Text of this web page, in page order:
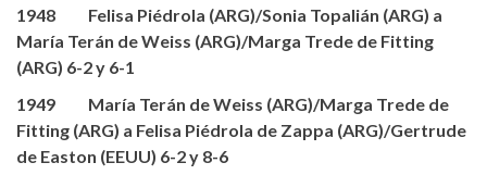
1948 Felisa Piédrola (ARG)/Sonia Topalián (ARG) a
María Terán de Weiss (ARG)/Marga Trede de Fitting
(ARG) 6-2 y 6-1
1949 María Terán de Weiss (ARG)/Marga Trede de
Fitting (ARG) a Felisa Piédrola de Zappa (ARG)/Gertrude
de Easton (EEUU) 6-2 y 8-6